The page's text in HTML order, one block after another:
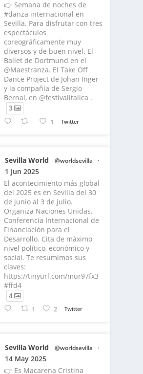
👉 Semana de noches de
#danza internacional en
Sevilla. Para disfrutar con tres
espectáculos
coreográficamente muy
diversos y de buen nivel. El
Ballet de Dortmund en el
@Maestranza. El Take Off
Dance Project de Johan Inger
y la compañía de Sergio
Bernal, en @festivalitalica .
3
1 Twitter
Sevilla World @worldsevilla ·
1 Jun 2025
El acontecimiento más global
del 2025 es en Sevilla del 30
de junio al 3 de julio.
Organiza Naciones Unidas.
Conferencia Internacional de
Financiación para el
Desarrollo. Cita de máximo
nivel político, económico y
social. Te resumimos sus
claves:
https://tinyurl.com/mur97fx3
#ffd4
4
1 2 Twitter
Sevilla World @worldsevilla ·
14 May 2025
👉 Es Macarena Cristina